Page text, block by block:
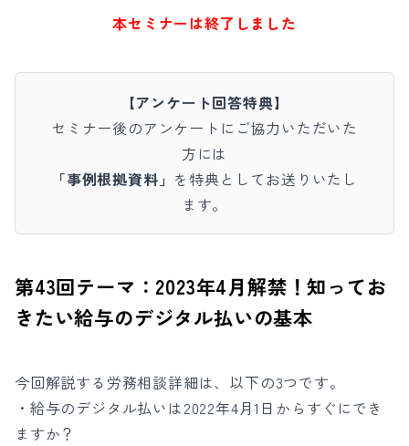
本セミナーは終了しました
【アンケート回答特典】
セミナー後のアンケートにご協力いただいた
方には
「事例根拠資料」 を特典としてお送りいたし
ます。
第43回テーマ：2023年4月解禁！知ってお
きたい給与のデジタル払いの基本
今回解説する労務相談詳細は、以下の3つです。
・給与のデジタル払いは2022年4月1日からすぐにでき
ますか？